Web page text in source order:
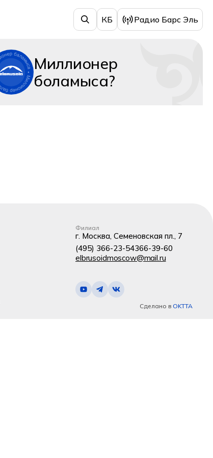
КБ Радио Барс Эль
Миллионер
боламыса?
Филиал
г. Москва, Семеновская пл., 7
(495) 366-23-54366-39-60
elbrusoidmoscow@mail.ru
Сделано в OKTTA